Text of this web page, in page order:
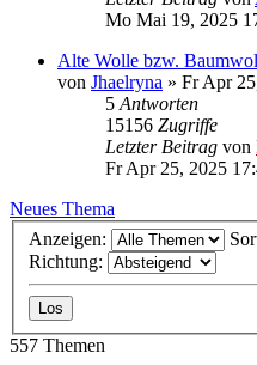
Mo Mai 19, 2025
Alte Wolle bzw.
von Jhaelryna » Fr Apr
5 Antworten
15156 Zugriffe
Letzter Beitrag von
Fr Apr 25, 2025
Neues Thema
Anzeigen:
Richtung:
557 Themen